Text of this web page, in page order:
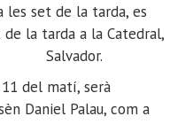
les set de la tarda, es
la tarda a la Catedral,
Salvador.
del matí, serà
Daniel Palau, com a